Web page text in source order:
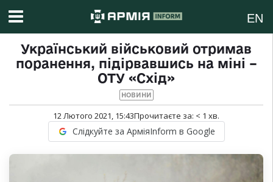
EN
Український військовий отримав
поранення, підірвавшись на міні –
ОТУ «Схід»
НОВИНИ
12 Лютого 2021, 15:43Прочитаєте за: < 1 хв.
Слідкуйте за АрміяInform в Google